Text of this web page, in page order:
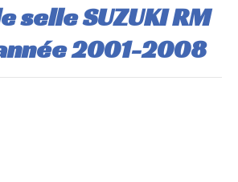
selle SUZUKI RM
2001-2008